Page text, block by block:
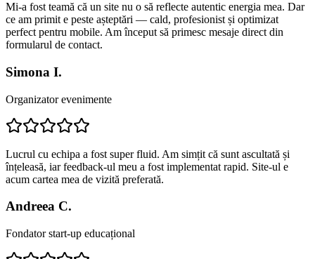
Mi-a fost teamă că un site nu o să reflecte autentic energia mea. Dar
ce am primit e peste așteptări — cald, profesionist și optimizat
perfect pentru mobile. Am început să primesc mesaje direct din
formularul de contact.
Simona I.
Organizator evenimente
Lucrul cu echipa a fost super fluid. Am simțit că sunt ascultată și
înțeleasă, iar feedback-ul meu a fost implementat rapid. Site-ul e
acum cartea mea de vizită preferată.
Andreea C.
Fondator start-up educațional